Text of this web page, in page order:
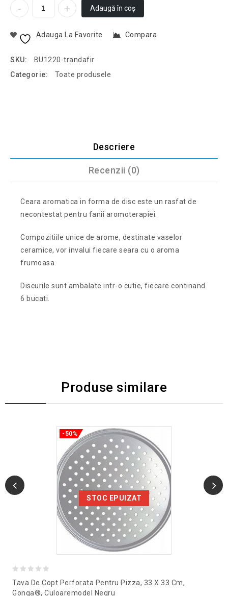
Adaugă în coș
Adauga La Favorite Compara
SKU:
BU1220-trandafir
Categorie:
Toate produsele
Descriere
Recenzii (0)
Ceara aromatica in forma de disc este un rasfat de
necontestat pentru fanii aromoterapiei.
Compozitiile unice de arome, destinate vaselor ​​
ceramice, vor invalui fiecare seara cu o aroma
frumoasa.
Discurile sunt ambalate intr-o cutie, fiecare continand
6 bucati.
Produse similare
STOC EPUIZAT
-50%
out
Tava De Copt Perforata Pentru Pizza, 33 X 33 Cm,
Gonga®, Culoaremodel Negru